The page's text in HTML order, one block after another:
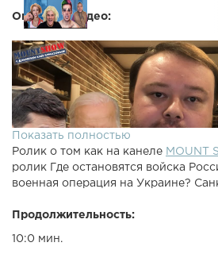
Описание видео:
Показать полностью
Ролик о том как на канеле MOUNT
ролик Где остановятся войска
военная операция на Украине?
Продолжительность:
10:0 мин.